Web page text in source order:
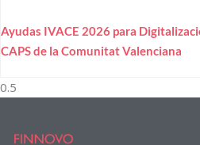
Ayudas IVACE 2026 para
CAPS de la Comunitat Valenciana